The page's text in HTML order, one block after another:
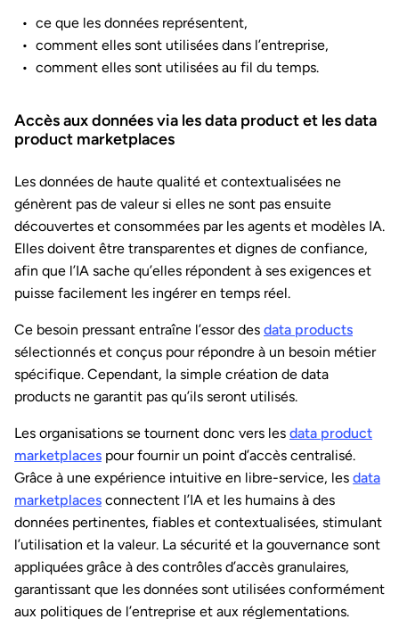
ce que les données représentent,
comment elles sont utilisées dans l’entreprise,
comment elles sont utilisées au fil du temps.
Accès aux données via les data product et les data
product marketplaces
Les données de haute qualité et contextualisées ne
génèrent pas de valeur si elles ne sont pas ensuite
découvertes et consommées par les agents et modèles IA.
Elles doivent être transparentes et dignes de confiance,
afin que l’IA sache qu’elles répondent à ses exigences et
puisse facilement les ingérer en temps réel.
Ce besoin pressant entraîne l’essor des data products
sélectionnés et conçus pour répondre à un besoin métier
spécifique. Cependant, la simple création de data
products ne garantit pas qu’ils seront utilisés.
Les organisations se tournent donc vers les data product
marketplaces pour fournir un point d’accès centralisé.
Grâce à une expérience intuitive en libre-service, les data
marketplaces connectent l’IA et les humains à des
données pertinentes, fiables et contextualisées, stimulant
l’utilisation et la valeur. La sécurité et la gouvernance sont
appliquées grâce à des contrôles d’accès granulaires,
garantissant que les données sont utilisées conformément
aux politiques de l’entreprise et aux réglementations.